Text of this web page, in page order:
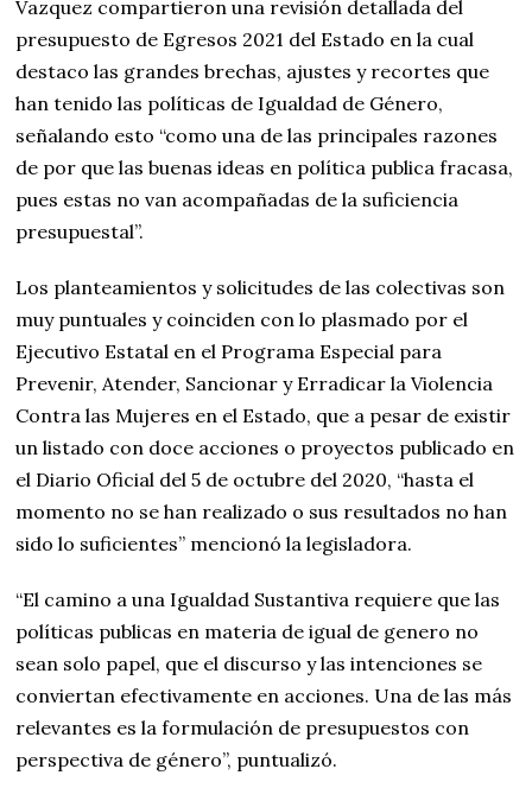
Vazquez compartieron una revisión detallada del
presupuesto de Egresos 2021 del Estado en la cual
destaco las grandes brechas, ajustes y recortes que
han tenido las políticas de Igualdad de Género,
señalando esto “como una de las principales razones
de por que las buenas ideas en política publica fracasa,
pues estas no van acompañadas de la suficiencia
presupuestal”.
Los planteamientos y solicitudes de las colectivas son
muy puntuales y coinciden con lo plasmado por el
Ejecutivo Estatal en el Programa Especial para
Prevenir, Atender, Sancionar y Erradicar la Violencia
Contra las Mujeres en el Estado, que a pesar de existir
un listado con doce acciones o proyectos publicado en
el Diario Oficial del 5 de octubre del 2020, “hasta el
momento no se han realizado o sus resultados no han
sido lo suficientes” mencionó la legisladora.
“El camino a una Igualdad Sustantiva requiere que las
políticas publicas en materia de igual de genero no
sean solo papel, que el discurso y las intenciones se
conviertan efectivamente en acciones. Una de las más
relevantes es la formulación de presupuestos con
perspectiva de género”, puntualizó.